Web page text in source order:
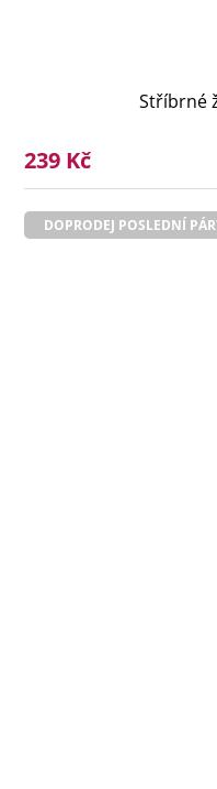
Stříbrné
239 Kč
DOPRODEJ POSLEDNÍ